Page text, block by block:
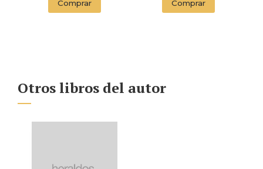
Comprar Comprar
Otros libros del autor